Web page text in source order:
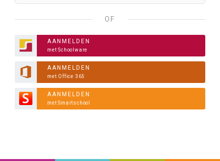
OF
AANMELDEN
met Schoolware
AANMELDEN
met Office 365
AANMELDEN
met Smartschool